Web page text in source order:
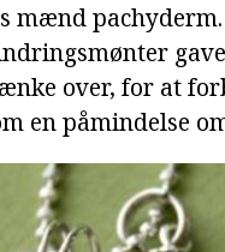
mænd
over, for at
en påmindelse